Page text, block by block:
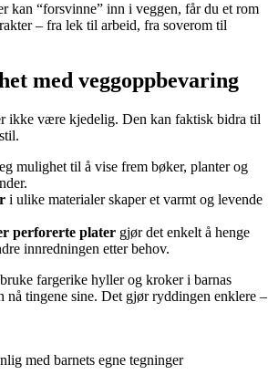
kan “forsvinne” inn i veggen, får du et rom
– fra lek til arbeid, fra soverom til
med veggoppbevaring
ikke være kjedelig. Den kan faktisk bidra til
mulighet til å vise frem bøker, planter og
i ulike materialer skaper et varmt og levende
perforerte plater gjør det enkelt å henge
innredningen etter behov.
fargerike hyller og kroker i barnas
nå tingene sine. Det gjør ryddingen enklere –
med barnets egne tegninger